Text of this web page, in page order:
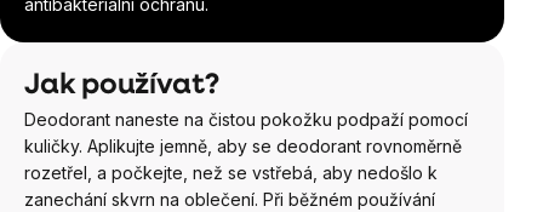
antibakteriální ochranu.
Jak používat?
Deodorant naneste na čistou pokožku podpaží pomocí
kuličky. Aplikujte jemně, aby se deodorant rovnoměrně
rozetřel, a počkejte, než se vstřebá, aby nedošlo k
zanechání skvrn na oblečení. Při běžném používání